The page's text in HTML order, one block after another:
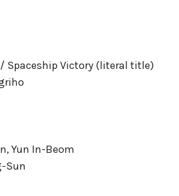
/ Spaceship Victory (literal title)
Yun In-Beom
Sun